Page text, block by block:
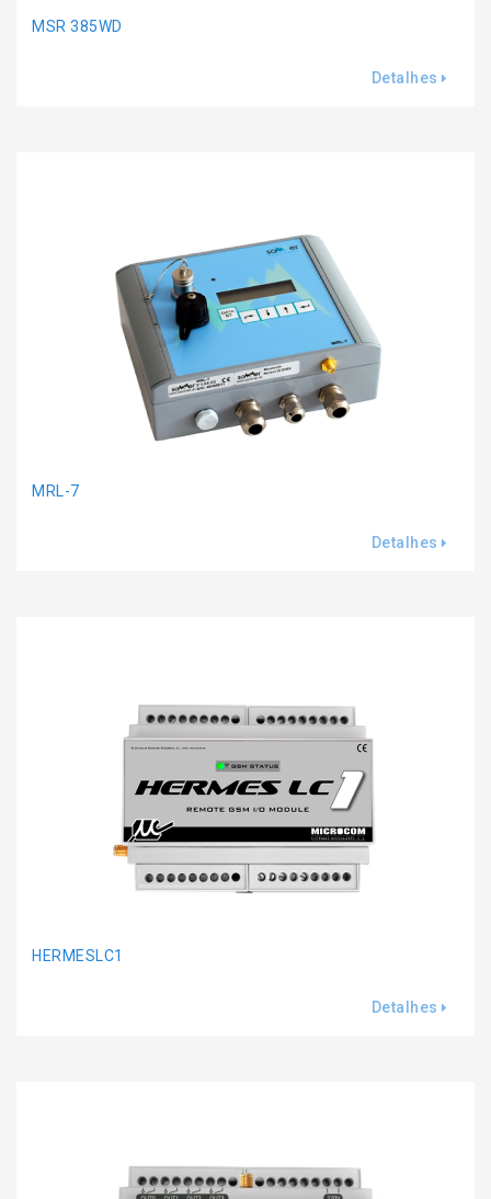
MSR 385WD
Detalhes
MRL-7
Detalhes
HERMESLC1
Detalhes